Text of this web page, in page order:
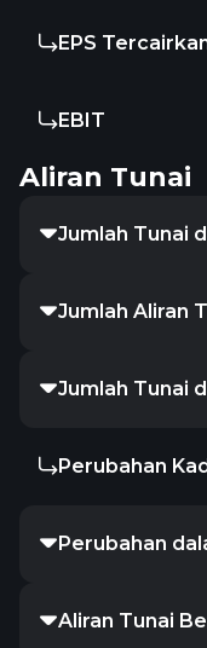
EPS
EBIT
Aliran Tunai
Jumlah Tunai
Jumlah Aliran
Jumlah Tunai
Perubahan
Perubahan
Aliran Tunai